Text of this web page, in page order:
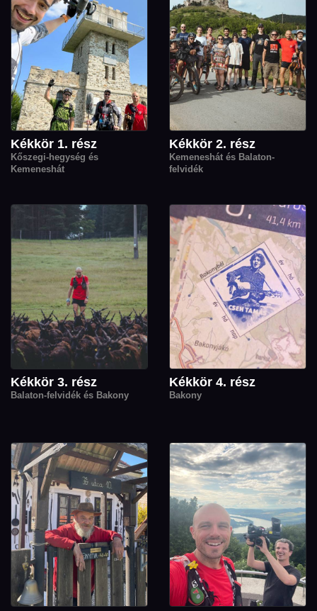
Kékkör 1. rész
Kőszegi-hegység és
Kemeneshát
Kékkör 2. rész
Kemeneshát és Balaton-
felvidék
Kékkör 3. rész
Balaton-felvidék és Bakony
Kékkör 4. rész
Bakony